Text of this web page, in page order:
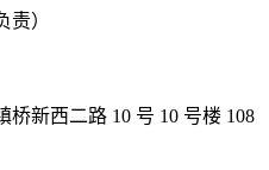
责）
新西二路 10 号 10 号楼 108